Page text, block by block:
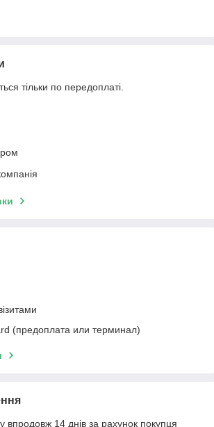
тільки по передоплаті.
(предоплата или терминал)
впродовж 14 днів за рахунок покупця